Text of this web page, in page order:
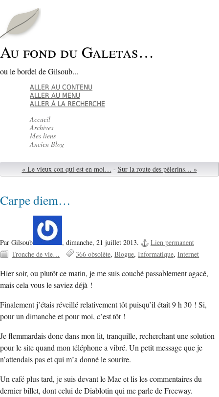
Au fond du Galetas…
ou le bordel de Gilsoub...
ALLER AU CONTENU
ALLER AU MENU
ALLER À LA RECHERCHE
Accueil
Archives
Mes liens
Ancien Blog
« Le vieux con qui est en moi… - Sur la route des pèlerins… »
Carpe diem…
Par Gilsoub , dimanche, 21 juillet 2013.
Lien permanent
Tronche de vie…
366 obsolète Blogue Informatique Internet
Hier soir, ou plutôt ce matin, je me suis couché passablement agacé,
mais cela vous le saviez déjà !
Finalement j’étais réveillé relativement tôt puisqu’il était 9 h 30 ! Si,
pour un dimanche et pour moi, c’est tôt !
Je flemmardais donc dans mon lit, tranquille, recherchant une solution
pour le site quand mon téléphone a vibré. Un petit message que je
n’attendais pas et qui m’a donné le sourire.
Un café plus tard, je suis devant le Mac et lis les commentaires du
dernier billet, dont celui de Diablotin qui me parle de Freeway.